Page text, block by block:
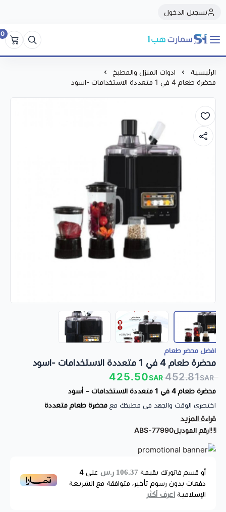
تسجيل الدخول
سمارت هبSmart Hub1
0
الرئيسية
ادوات المنزل والمطبخ
محضرة طعام 4 في 1 متعددة الاستخدامات -اسود
افضل محضر طعام
محضرة طعام 4 في 1 متعددة الاستخدامات -اسود
452.81SAR
425.50SAR
محضرة طعام 4 في 1 متعددة الاستخدامات – أسود
اختصري الوقت والجهد في مطبخك مع محضرة طعام متعددة
الاستخدامات 4 في 1
وأنيق.
إذا كنتِ تبحثين عن محضرة طعام
المنتج هو الحل المثالي لتحضير العصائر، فرم الخضروات، طحن المكونات،
المحضرة بين الأداء العالي وسهولة الاستخدام لتناسب احتياجاتك
قراءة المزيد
رقم الموديلABS-77990
أو قسم فاتورتك بقيمة 106.37 ر.س على 4
دفعات بدون رسوم تأخير، متوافقة مع الشريعة
الإسلامية اعرف أكثر